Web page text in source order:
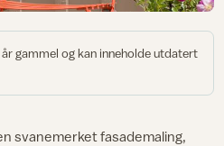
gammel og kan inneholde utdatert
svanemerket fasademaling,